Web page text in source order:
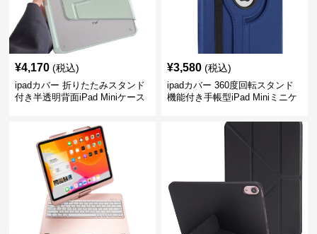
¥4,170 (税込)
ipadカバー 折りたたみスタンド
付き半透明背面iPad Miniケース
¥3,580 (税込)
ipadカバー 360度回転スタンド
機能付き手帳型iPad Miniミニケ